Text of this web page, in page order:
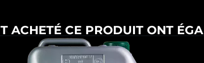
ACHETÉ CE PRODUIT ONT